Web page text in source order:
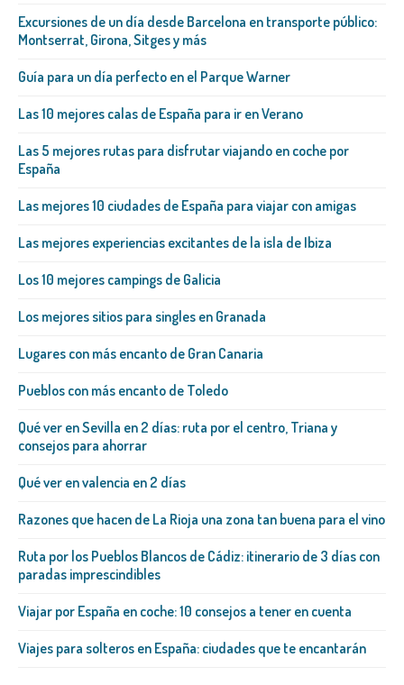
Excursiones de un día desde Barcelona en transporte público:
Montserrat, Girona, Sitges y más
Guía para un día perfecto en el Parque Warner
Las 10 mejores calas de España para ir en Verano
Las 5 mejores rutas para disfrutar viajando en coche por
España
Las mejores 10 ciudades de España para viajar con amigas
Las mejores experiencias excitantes de la isla de Ibiza
Los 10 mejores campings de Galicia
Los mejores sitios para singles en Granada
Lugares con más encanto de Gran Canaria
Pueblos con más encanto de Toledo
Qué ver en Sevilla en 2 días: ruta por el centro, Triana y
consejos para ahorrar
Qué ver en valencia en 2 días
Razones que hacen de La Rioja una zona tan buena para el vino
Ruta por los Pueblos Blancos de Cádiz: itinerario de 3 días con
paradas imprescindibles
Viajar por España en coche: 10 consejos a tener en cuenta
Viajes para solteros en España: ciudades que te encantarán